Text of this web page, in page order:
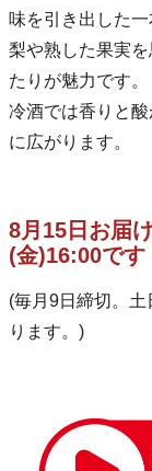
味を引き出した一
梨や熟した果実
たりが魅力です。
冷酒では香りと
に広がります。
8月15日お届
(金)16:00です
(毎月9日締切。
ります。)